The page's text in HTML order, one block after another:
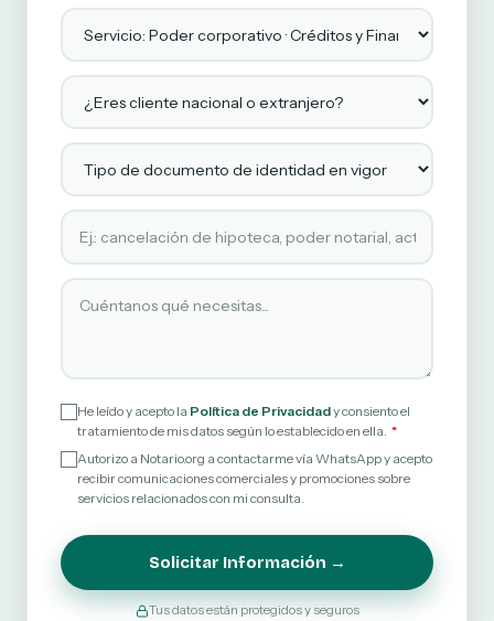
Servicio
¿Eres cliente nacional o extranjero?
Tipo de documento de identidad en vigor
Tipo de servicio solicitado
Cuéntanos qué necesitas
He leído y acepto la Política de Privacidady consiento el
tratamiento de mis datos según lo establecido en ella.
Autorizo a Notario.org a contactarme vía WhatsApp y acepto
recibir comunicaciones comerciales y promociones sobre
servicios relacionados con mi consulta.
Solicitar Información →
Tus datos están protegidos y seguros